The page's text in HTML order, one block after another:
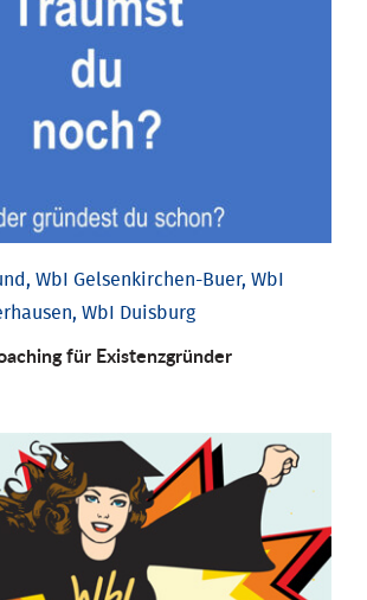
WbI Gelsenkirchen-Buer, WbI
WbI Duisburg
für Existenz­gründer